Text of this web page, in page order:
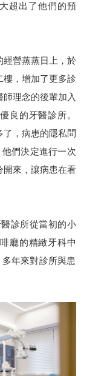
超出了他們的預
經營蒸蒸日上，於
樓，增加了更多診
理念的後輩加入
良的牙醫診所。
，病患的隱私問
們決定進行一次
開來，讓病患在看
診所從當初的小
廳的精緻牙科中
年來對診所與患